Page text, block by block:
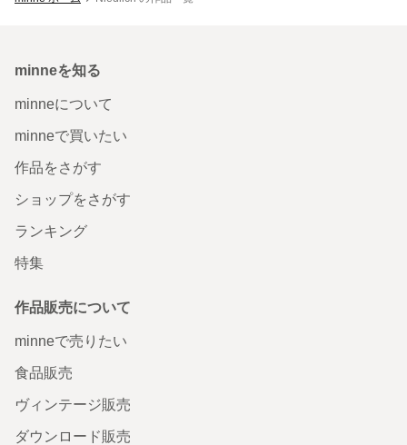
minneを知る
minneについて
minneで買いたい
作品をさがす
ショップをさがす
ランキング
特集
作品販売について
minneで売りたい
食品販売
ヴィンテージ販売
ダウンロード販売